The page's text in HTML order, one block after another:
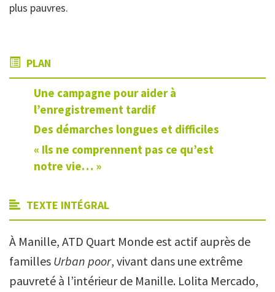
plus pauvres.
PLAN
Une campagne pour aider à
l’enregistrement tardif
Des démarches longues et difficiles
« Ils ne comprennent pas ce qu’est
notre vie… »
TEXTE INTÉGRAL
À Manille, ATD Quart Monde est actif auprès de
familles Urban poor, vivant dans une extrême
pauvreté à l’intérieur de Manille. Lolita Mercado,